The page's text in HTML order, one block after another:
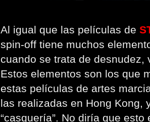
Al igual que las películas de
spin-off tiene muchos
cuando se trata de desnudez,
Estos elementos son los que
estas películas de artes
las realizadas en Hong Kong,
“casquería”. No diría que